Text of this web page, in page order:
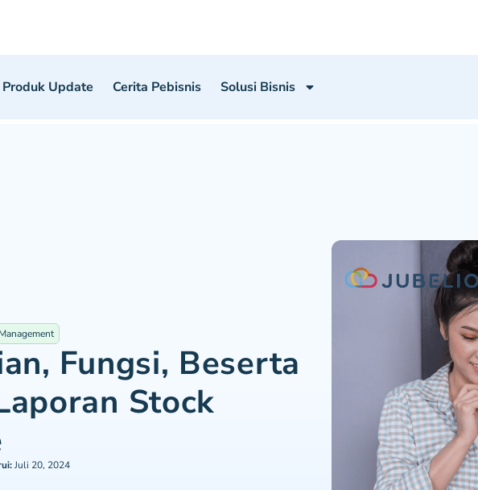
Produk Update Cerita Pebisnis Solusi Bisnis
Fungsi, Beserta
Stock
Juli 20, 2024